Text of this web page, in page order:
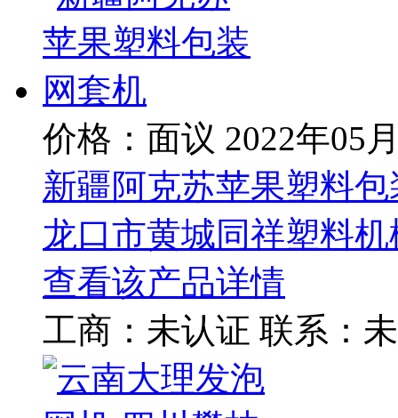
价格：面议 2022年05
新疆阿克苏苹果塑料
龙口市黄城同祥塑料机
查看该产品详情
工商： 未认证 联系：